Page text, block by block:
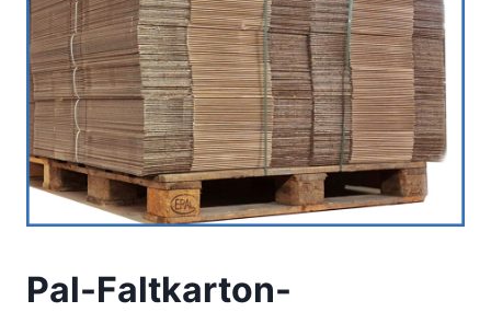
Pal-Faltkarton-